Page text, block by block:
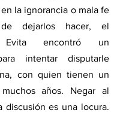
la ignorancia o mala fe
dejarlos hacer, el
Evita encontró un
intentar disputarle
con quien tienen un
años. Negar al
discusión es una locura.